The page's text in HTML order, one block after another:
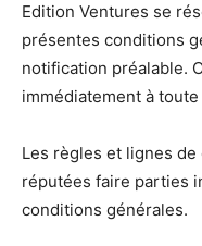
Edition Ventures se
présentes conditions
notification préalable.
immédiatement à
Les règles et lignes
réputées faire parties
conditions générales.